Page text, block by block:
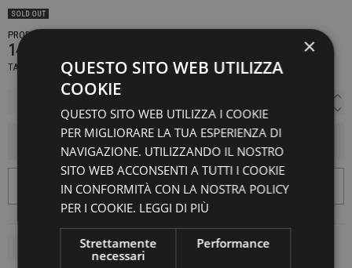
SOLD OUT
PRODOTTO NON DISPONIBILE CONTATTACI PER SAPERE DI PIÙ
149,00 €
TASSE INCLUSE
AGGIUNGI AL CARRELLO
×
QUESTO SITO WEB UTILIZZA
COOKIE
QUESTO SITO WEB UTILIZZA I COOKIE
PER MIGLIORARE LA TUA ESPERIENZA DI
NAVIGAZIONE. UTILIZZANDO IL NOSTRO
SITO WEB ACCONSENTI A TUTTI I COOKIE
IN CONFORMITÀ CON LA NOSTRA POLICY
PER I COOKIE. LEGGI DI PIÙ
Strettamente
necessari
Performance